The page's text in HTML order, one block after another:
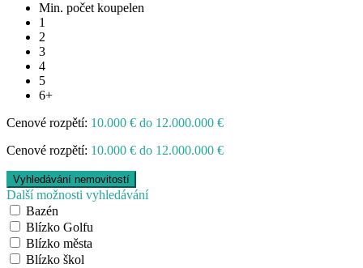
Min. počet koupelen
1
2
3
4
5
6+
Cenové rozpětí: 10.000 € do 12.000.000 €
Cenové rozpětí: 10.000 € do 12.000.000 €
Další možnosti vyhledávání
Bazén
Blízko Golfu
Blízko města
Blízko škol